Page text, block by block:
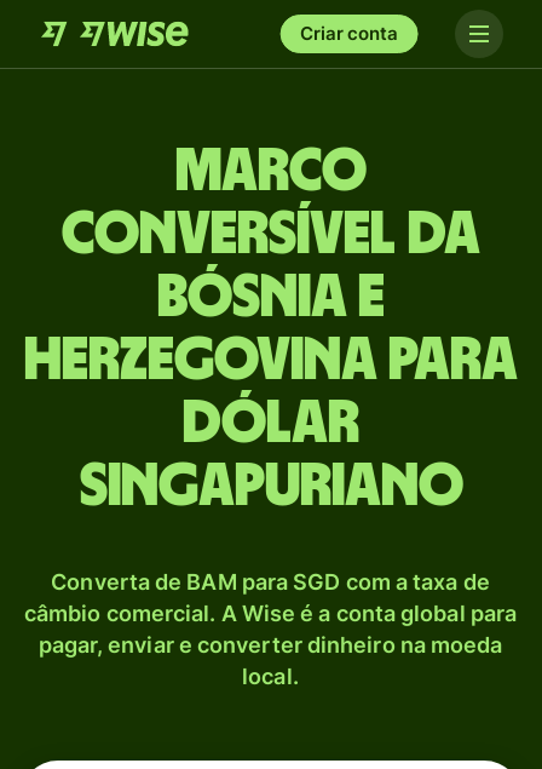
Criar conta
Marco
conversível da
Bósnia e
Herzegovina para
Dólar
singapuriano
Converta de BAM para SGD com a taxa de
câmbio comercial. A Wise é a conta global para
pagar, enviar e converter dinheiro na moeda
local.